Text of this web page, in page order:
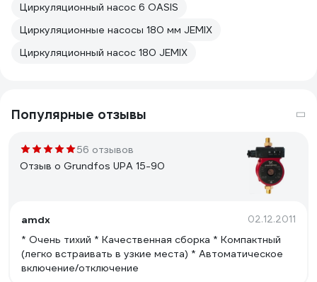
Циркуляционный насос 6 OASIS
Циркуляционные насосы 180 мм JEMIX
Циркуляционный насос 180 JEMIX
Популярные отзывы
56 отзывов
Отзыв о Grundfos UPA 15-90
amdx 02.12.2011
* Очень тихий * Качественная сборка * Компактный
(легко встраивать в узкие места) * Автоматическое
включение/отключение